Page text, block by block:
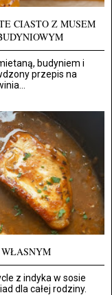
CIASTO Z MUSEM
budyniem i
przepis na
z indyka w sosie
dla całej rodziny.